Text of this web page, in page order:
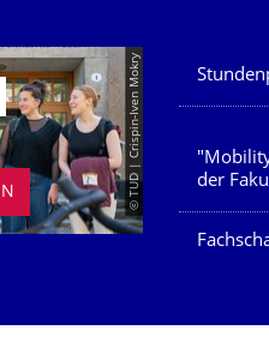
© TUD | Crispin-Iven Mokry
der